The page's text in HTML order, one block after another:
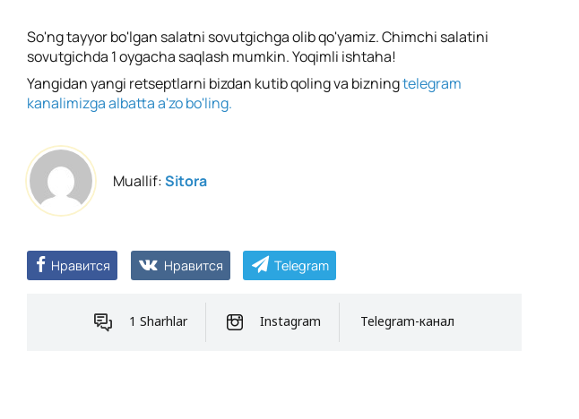
So'ng tayyor bo'lgan salatni sovutgichga olib qo'yamiz. Chimchi salatini
sovutgichda 1 oygacha saqlash mumkin. Yoqimli ishtaha!
Yangidan yangi retseptlarni bizdan kutib qoling va bizningtelegram
kanalimizga albatta a'zo bo'ling.
Muallif:Sitora
Нравится Нравится Telegram
1 Sharhlar Instagram Telegram-канал